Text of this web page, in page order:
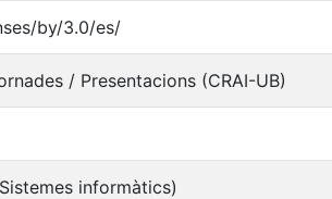
by/3.0/es/
/ Presentacions (CRAI-UB)
informàtics)